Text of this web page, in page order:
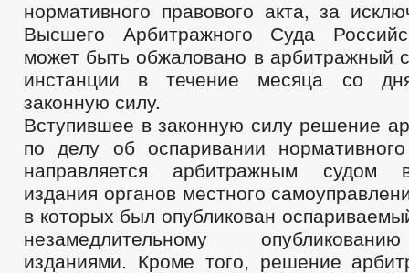
нормативного правового акта, за
Высшего Арбитражного Суда
может быть обжаловано в арбитражный
инстанции в течение месяца со
законную силу.
Вступившее в законную силу решение
по делу об оспаривании
направляется арбитражным судом
издания органов местного
в которых был опубликован
незамедлительному
изданиями. Кроме того, решение